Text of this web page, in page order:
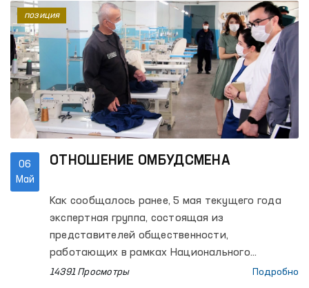
помощи. Конечно, самая большая
ответственность за их всестороннюю
поддержку ложится на государство.
06
Май
ОТНОШЕНИЕ ОМБУДСМЕНА
Как сообщалось ранее, 5 мая текущего года
экспертная группа, состоящая из
представителей общественности,
работающих в рамках Национального
превентивного механизма по предупреждению
14391 Просмотры Подробно
позиция